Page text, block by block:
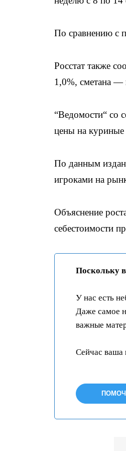
По сравнению с
Росстат также
1,0%, сметана —
“Ведомости“ со
цены на куриные
По данным
игроками на
Объяснение
себестоимости
Поскольку
У нас есть
Даже самое
важные
Сейчас ваша